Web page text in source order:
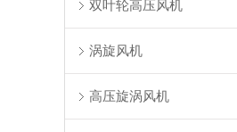
双叶轮高压风机
涡旋风机
高压旋涡风机